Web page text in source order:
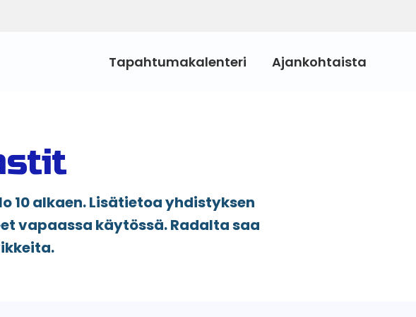
Tapahtumakalenteri Ajankohtaista
10 alkaen. Lisätietoa yhdistyksen
vapaassa käytössä. Radalta saa